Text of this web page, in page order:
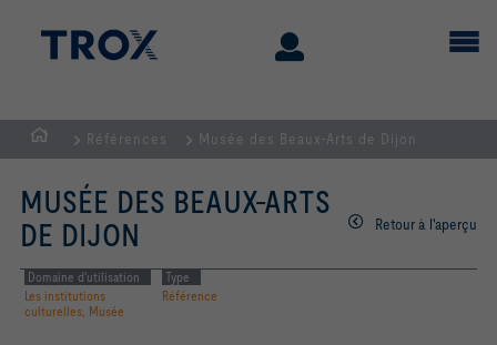
Page
d'accueil
Références Musée des Beaux-Arts de Dijon
MUSÉE DES BEAUX-ARTS
DE DIJON
Retour à l'aperçu
Domaine d'utilisation
Les institutions
culturelles, Musée
Type
Référence